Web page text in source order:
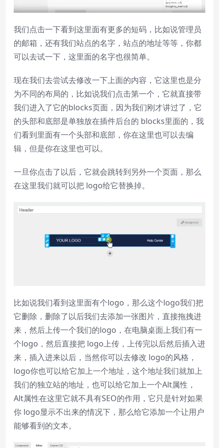
我们点击一下看到这里面有更多的短码，比如说管理员
的邮箱，还有我们站点的名字，站点的地址等等，你都
可以去试一下，这里面的名字也很简单。
现在我们去尝试去修改一下上面的内容，它这里也是分
为不同的布局的，比如说我们点击第一个，它就直接带
我们进入了它的blocks页面，因为我们刚才讲过了，它
的头部和底部是单独放在插件后台的 blocks里面的，我
们看到里面有一个头部和底部，你在这里也可以去编
辑，但是你在这里也可以。
一旦你点击了以后，它就会跳转到另外一个页面，那么
在这里我们就可以把 logo给它替换掉。
比如说我们看到这里面有个logo，那么这个logo我们把
它删除，删除了以后我们去添加一张图片，直接拖拽进
来，然后上传一个我们的logo，在电脑桌面上我们有一
个logo，然后直接把 logo上传，上传完以后然后插入进
来，插入进来以后，当然你可以去修改 logo的风格，
logo你也可以给它加上一个地址，这个地址我们就加上
我们的独立站的地址，也可以给它加上一个Alt属性，
Alt属性在这里它就不具有SEO的作用，它只是针对如果
你 logo显示不出来的情况下，那么给它添加一个让用户
能够看到的文本。